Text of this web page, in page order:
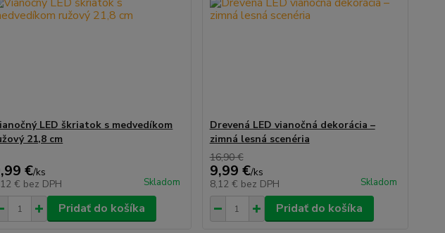
LED škriatok s medvedíkom
21,8 cm
€/ks
€ bez DPH Skladom
Pridať do košíka
Drevená LED vianočná dekorácia –
zimná lesná scenéria
16,90 €
9,99 €/ks
8,12 € bez DPH Skladom
Pridať do košíka